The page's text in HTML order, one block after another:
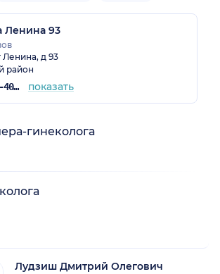
Ленина 93
Ленина, д 93
район
+7 (800) 234-40-50 показать
гинеколога
Лудзиш Дмитрий Олегович